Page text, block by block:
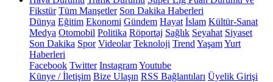
Fikstür Tüm Manşetler Son Dakika Haberleri
Dünya Eğitim Ekonomi Gündem Hayat İslam Kültür-Sanat
Medya Otomobil Politika Röportaj Sağlık Seyahat Siyaset
Son Dakika Spor Videolar Teknoloji Trend YaşamYurt
Haberleri
Facebook Twitter InstagramYoutube
Künye / İletişim Bize Ulaşın RSS Bağlantıları Üyelik Girişi